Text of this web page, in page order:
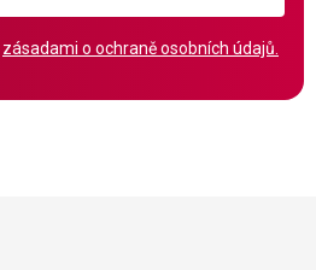
zásadami o ochraně osobních údajů.